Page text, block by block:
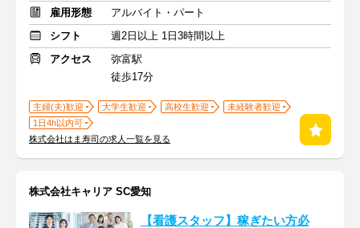
雇用形態
アルバイト・パート
シフト
週2日以上 1日3時間以上
アクセス
弥富駅
徒歩17分
主婦(夫)歓迎 大学生歓迎 高校生歓迎
未経験者歓迎
1日4h以内可
株式会社はま寿司の求人一覧を見る
株式会社キャリア SC愛知
【看護スタッフ】稼ぎたい方必